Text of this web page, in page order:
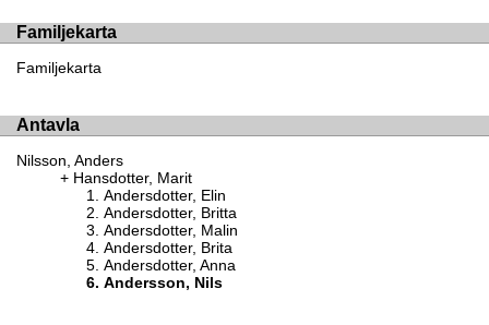
Familjekarta
Familjekarta
Antavla
Nilsson, Anders
Hansdotter, Marit
Andersdotter, Elin
Andersdotter, Britta
Andersdotter, Malin
Andersdotter, Brita
Andersdotter, Anna
Andersson, Nils